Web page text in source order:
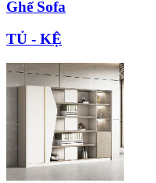
Ghế Sofa
TỦ - KỆ